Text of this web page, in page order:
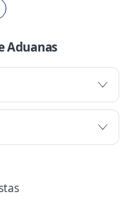
Aduanas